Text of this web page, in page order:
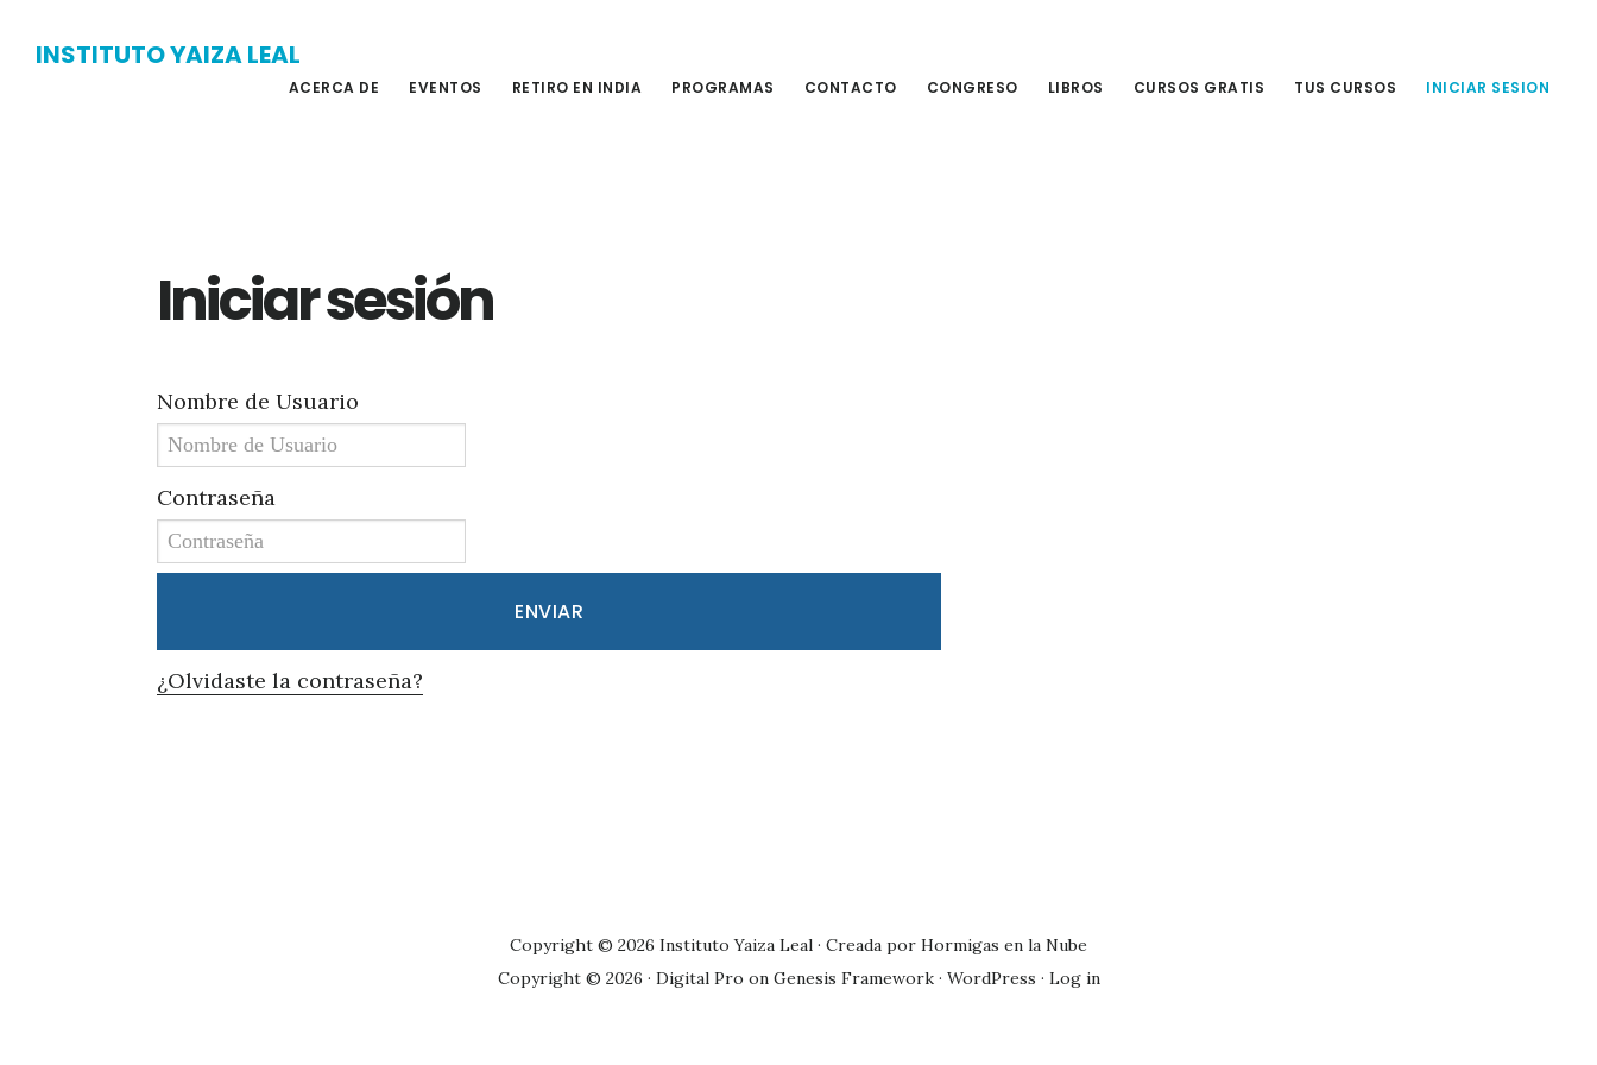
INSTITUTO YAIZA LEAL
ACERCA DE EVENTOS RETIRO EN INDIA PROGRAMAS CONTACTO CONGRESO LIBROS CURSOS GRATIS TUS CURSOS INICIAR SESION
Iniciar sesión
Nombre de Usuario
Contraseña
¿Olvidaste la contraseña?
Copyright © 2026 Instituto Yaiza Leal · Creada por Hormigas en la Nube
Copyright © 2026 · Digital Pro on Genesis Framework· WordPress · Log in